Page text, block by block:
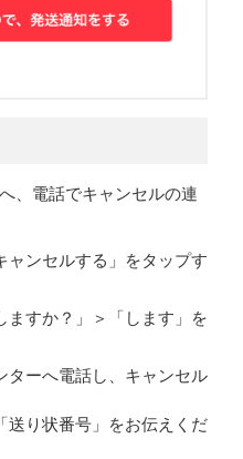
へ、電話でキャンセルの連
ャンセルする」をタップす
ますか？」＞「します」を
ターへ電話し、キャンセル
り状番号」をお伝えくだ